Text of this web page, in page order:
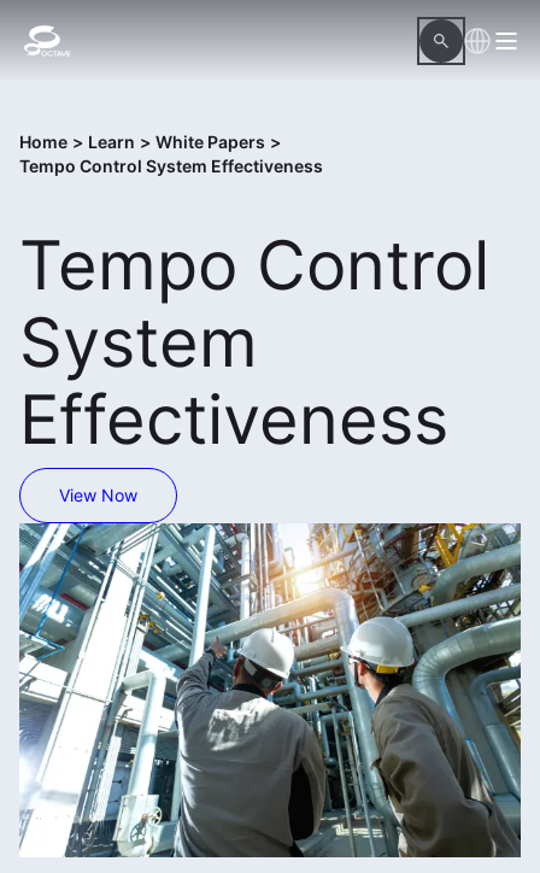
Home > Learn > White Papers >
Tempo Control System Effectiveness
Tempo Control
System
Effectiveness
View Now